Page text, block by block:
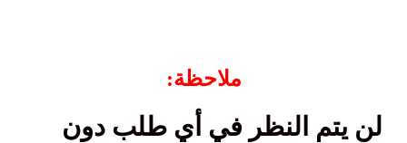
ملاحظة:
لن يتم النظر في أي طلب دون